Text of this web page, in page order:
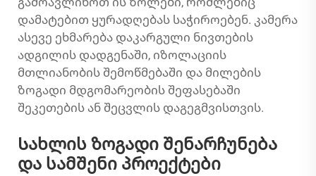
დამატებით ყურადღებას საჭიროებენ. კამერა
ასევე ეხმარება დაკარგული ნივთების
ადგილის დადგენაში, იზოლაციის
მთლიანობის შემოწმებაში და მილების
ზოგადი მდგომარეობის შეფასებაში
შეკეთების ან შეცვლის დაგეგმვისთვის.
Სახლის ზოგადი შენარჩუნება
და სამშენი პროექტები